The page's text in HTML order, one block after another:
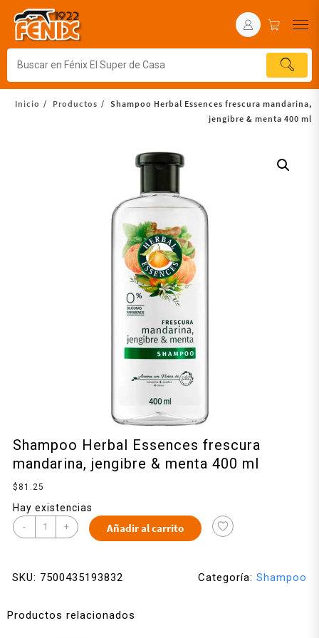
Inicio Productos
Shampoo Herbal Essences frescura mandarina,
jengibre & menta 400 ml
Shampoo Herbal Essences frescura
mandarina, jengibre & menta 400 ml
$ 81.25
Hay existencias
- + Añadir al carrito
SKU: 7500435193832 Categoría: Shampoo
Productos relacionados